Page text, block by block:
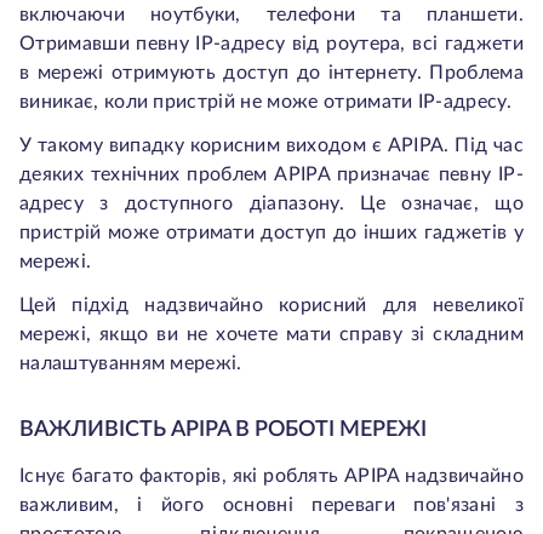
включаючи ноутбуки, телефони та планшети.
Отримавши певну IP-адресу від роутера, всі гаджети
в мережі отримують доступ до інтернету. Проблема
виникає, коли пристрій не може отримати IP-адресу.
У такому випадку корисним виходом є APIPA. Під час
деяких технічних проблем APIPA призначає певну IP-
адресу з доступного діапазону. Це означає, що
пристрій може отримати доступ до інших гаджетів у
мережі.
Цей підхід надзвичайно корисний для невеликої
мережі, якщо ви не хочете мати справу зі складним
налаштуванням мережі.
ВАЖЛИВІСТЬ APIPA В РОБОТІ МЕРЕЖІ
Існує багато факторів, які роблять APIPA надзвичайно
важливим, і його основні переваги пов'язані з